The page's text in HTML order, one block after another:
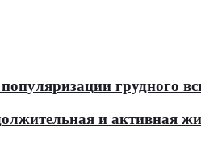
грудного
и активная